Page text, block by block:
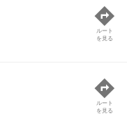
ルート
を見る
ルート
を見る